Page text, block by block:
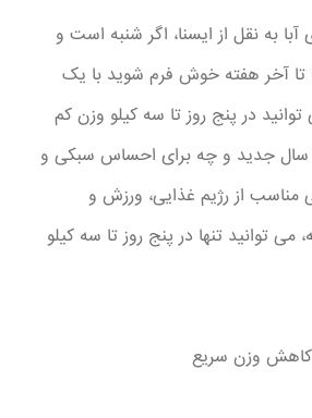
به نقل از ایسنا، اگر شنبه است و
تا آخر هفته خوش فرم شوید با یک
در پنج روز تا سه کیلو وزن کم
سال جدید و چه برای احساس سبکی و
مناسب از رژیم غذایی، ورزش و
توانید تنها در پنج روز تا سه کیلو